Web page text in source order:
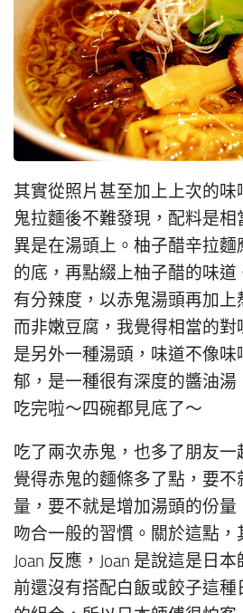
其實從照片甚至加上上次的
鬼拉麵後不難發現，配料是
異是在湯頭上。柚子醋辛拉
的底，再點綴上柚子醋的味道
有分辣度，以赤鬼湯頭再加
而非嫩豆腐，我覺得相當的
是另外一種湯頭，味道不像
郁，是一種很有深度的醬油
吃完啦～四碗都見底了～
吃了兩次赤鬼，也多了朋友
覺得赤鬼的麵條多了點，要不
量，要不就是增加湯頭的份
吻合一般的習慣。關於這點，
Joan 反應，Joan 是說這是日
前還沒有搭配白飯或餃子這